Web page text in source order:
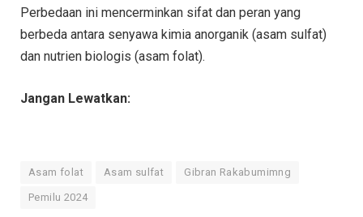
Perbedaan ini mencerminkan sifat dan peran yang
berbeda antara senyawa kimia anorganik (asam sulfat)
dan nutrien biologis (asam folat).
Jangan Lewatkan:
Asam folat Asam sulfat Gibran Rakabumimng
Pemilu 2024